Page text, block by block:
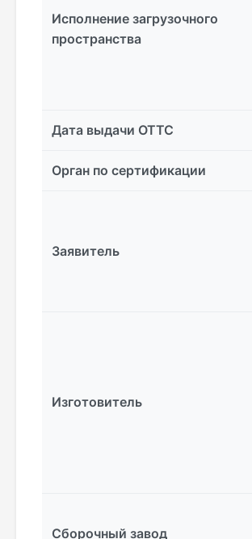
Исполнение загрузочного
пространства
Дата выдачи ОТТС
Орган по сертификации
Заявитель
Изготовитель
Сборочный завод